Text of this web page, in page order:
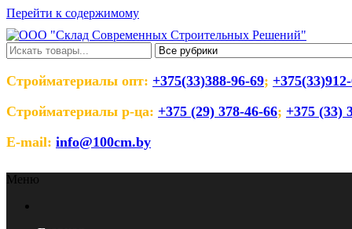
Перейти к содержимому
ООО "Склад Современных
Оптовый магазин строительных материалов
Стройматериалы опт: +375(33)388-96-69;
Стройматериалы р-ца: +375 (29) 378-46-66; +375 (33)
E-mail: info@100cm.by
Меню